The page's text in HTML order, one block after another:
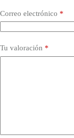
Correo electrónico *
Tu valoración *